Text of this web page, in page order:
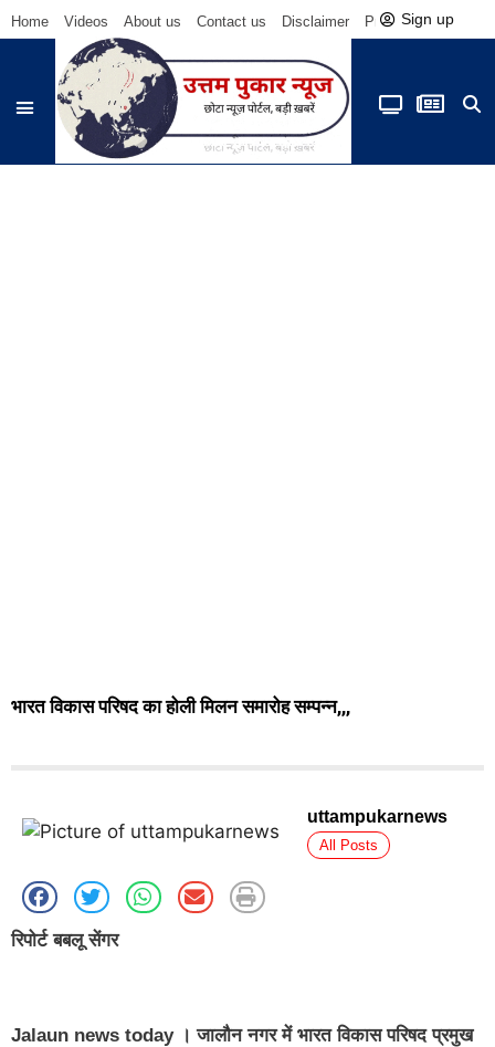
Home Videos About us Contact us Disclaimer Privacy Policy
Sign up
भारत विकास परिषद का होली मिलन समारोह सम्पन्न,,,
uttampukarnews
All Posts
रिपोर्ट बबलू सेंगर
Jalaun news today । जालौन नगर में भारत विकास परिषद प्रमुख